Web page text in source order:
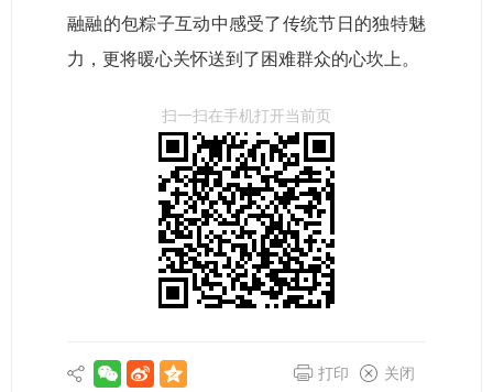
融融的包粽子互动中感受了传统节日的独特魅
力，更将暖心关怀送到了困难群众的心坎上。
扫一扫在手机打开当前页
打印 关闭